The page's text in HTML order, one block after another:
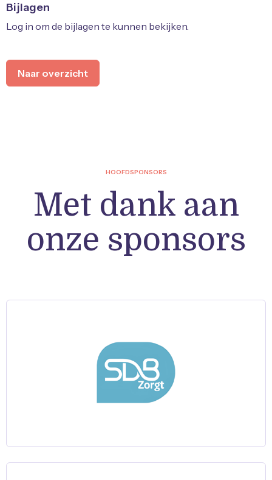
Bijlagen
Log in om de bijlagen te kunnen bekijken.
Naar overzicht
HOOFDSPONSORS
Met dank aan
onze sponsors